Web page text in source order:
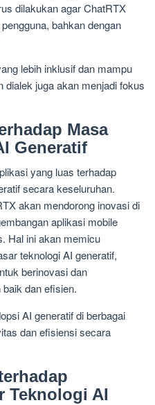
dilakukan agar ChatRTX
bahkan dengan
lebih inklusif dan mampu
dialek juga akan menjadi fokus
Masa
Generatif
yang luas terhadap
secara keseluruhan.
akan mendorong inovasi di
aplikasi mobile
Hal ini akan memicu
teknologi AI generatif,
berinovasi dan
dan efisien.
AI generatif di berbagai
dan efisiensi secara
Teknologi AI